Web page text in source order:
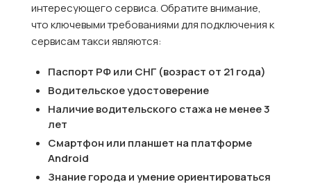
интересующего сервиса. Обратите внимание,
что ключевыми требованиями для подключения к
сервисам такси являются:
Паспорт РФ или СНГ (возраст от 21 года)
Водительское удостоверение
Наличие водительского стажа не менее 3
лет
Смартфон или планшет на платформе
Android
Знание города и умение ориентироваться